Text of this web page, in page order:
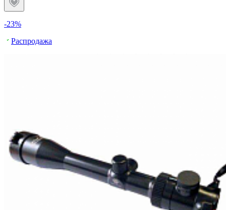
-23%
Распродажа